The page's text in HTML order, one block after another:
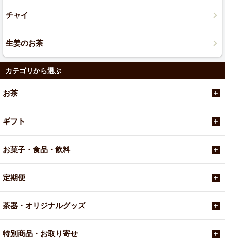
チャイ
生姜のお茶
カテゴリから選ぶ
お茶
ギフト
お菓子・食品・飲料
定期便
茶器・オリジナルグッズ
特別商品・お取り寄せ